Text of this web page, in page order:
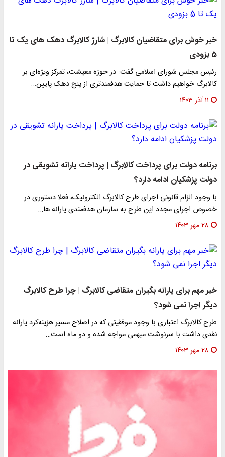
خبر خوش برای متقاضیان کالابرگ | شارژ کالابرگ دهک های یک تا
5 بزودی
رئیس مجلس شورای اسلامی گفت: در حوزه معیشت، تمرکز ویژه‌ای بر
کالابرگ خواهیم داشت تا حمایت هدفمندتری از پنج دهک پایین…
۱۱ آذر ۱۴۰۳
برنامه دولت برای پرداخت کالابرگ | پرداخت یارانه تشویقی در
دولت پزشکیان ادامه دارد؟
با وجود الزام قانونی اجرای طرح کالابرگ الکترونیک، فعلا دستوری در
خصوص اجرای مجدد این طرح به سازمان هدفمندی یارانه ها…
۲۸ مهر ۱۴۰۳
خبر مهم برای یارانه‌ بگیران متقاضی کالابرگ | چرا طرح کالابرگ
دیگر اجرا نمی‌ شود؟
طرح کالابرگ اعتباری با وجود موفقیتی که در اصلاح مسیر هزینه‌کرد یارانه
نقدی داشت با سرنوشت مبهمی مواجه شده و دو ماه است…
۲۸ مهر ۱۴۰۳